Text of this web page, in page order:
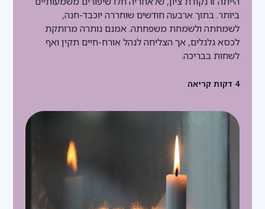
ביותר. בתוך ארבעה חודשים שוחררה יוכבד-חנה,
לשמחתה ולשמחת משפחתה. אמנם נותרה מרותקת
לכסא גלגלים, אך הצליחה לנהל אורח-חיים תקין ואף
לשחות בבריכה.
4 דקות קריאה